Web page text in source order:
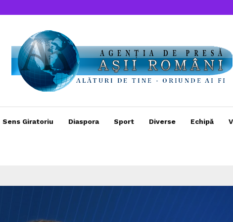
Sens Giratoriu Diaspora Sport Diverse Echipă